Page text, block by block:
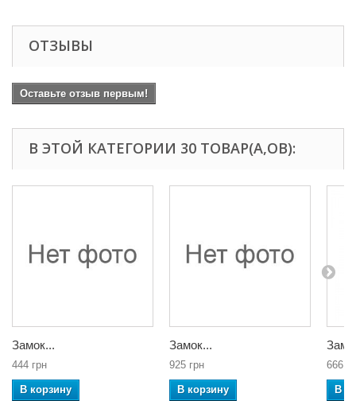
ОТЗЫВЫ
Оставьте отзыв первым!
В ЭТОЙ КАТЕГОРИИ 30 ТОВАР(А,ОВ):
Замок...
444 грн
В корзину
Замок...
925 грн
В корзину
666
В